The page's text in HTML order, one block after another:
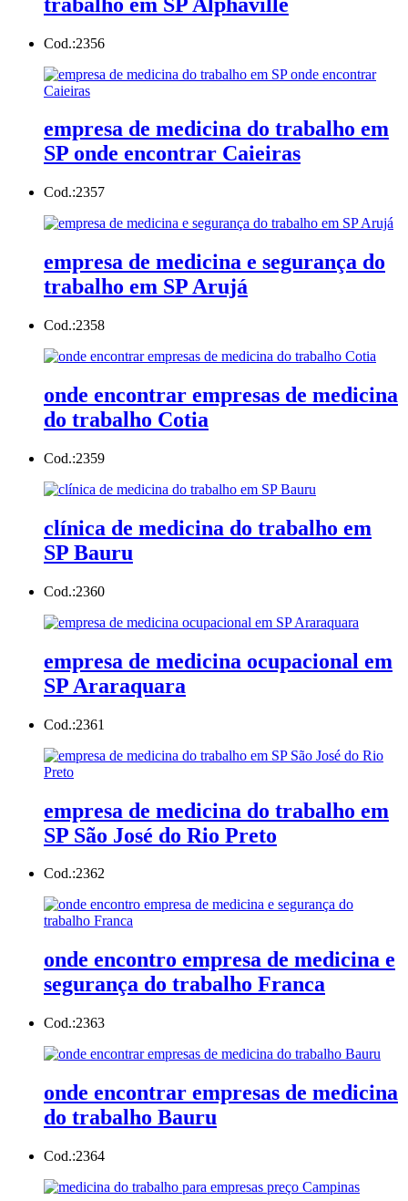
Cod.:2356
empresa de medicina do trabalho em
SP onde encontrar Caieiras
Cod.:2357
empresa de medicina e segurança do
trabalho em SP Arujá
Cod.:2358
onde encontrar empresas de medicina
do trabalho Cotia
Cod.:2359
clínica de medicina do trabalho em
SP Bauru
Cod.:2360
empresa de medicina ocupacional em
SP Araraquara
Cod.:2361
empresa de medicina do trabalho em
SP São José do Rio Preto
Cod.:2362
onde encontro empresa de medicina e
segurança do trabalho Franca
Cod.:2363
onde encontrar empresas de medicina
do trabalho Bauru
Cod.:2364